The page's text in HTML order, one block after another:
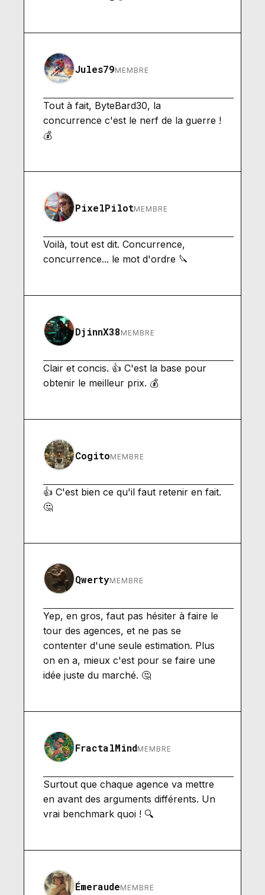
Jules79MEMBRE
Tout à fait, ByteBard30, la
concurrence c'est le nerf de la guerre !
💰
PixelPilotMEMBRE
Voilà, tout est dit. Concurrence,
concurrence... le mot d'ordre 🔪
DjinnX38MEMBRE
Clair et concis. 👍 C'est la base pour
obtenir le meilleur prix. 💰
CogitoMEMBRE
👍 C'est bien ce qu'il faut retenir en fait.
🤔
QwertyMEMBRE
Yep, en gros, faut pas hésiter à faire le
tour des agences, et ne pas se
contenter d'une seule estimation. Plus
on en a, mieux c'est pour se faire une
idée juste du marché. 🤔
FractalMindMEMBRE
Surtout que chaque agence va mettre
en avant des arguments différents. Un
vrai benchmark quoi ! 🔍
ÉmeraudeMEMBRE